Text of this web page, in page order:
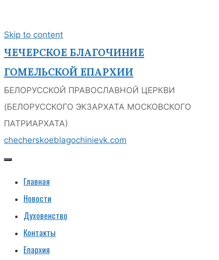
Skip to content
ЧЕЧЕРСКОЕ БЛАГОЧИНИЕ
ГОМЕЛЬСКОЙ ЕПАРХИИ
БЕЛОРУССКОЙ ПРАВОСЛАВНОЙ ЦЕРКВИ
(БЕЛОРУССКОГО ЭКЗАРХАТА МОСКОВСКОГО
ПАТРИАРХАТА)
checherskoeblagochinievk.com
Главная
Новости
Духовенство
Контакты
Епархия